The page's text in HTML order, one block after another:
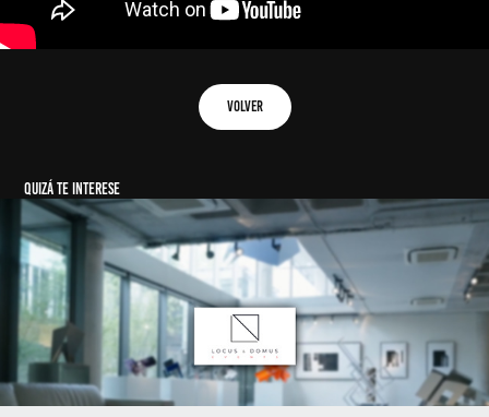
VOLVER
QUIZÁ TE INTERESE
LOCUS & DOMUS Events
2022